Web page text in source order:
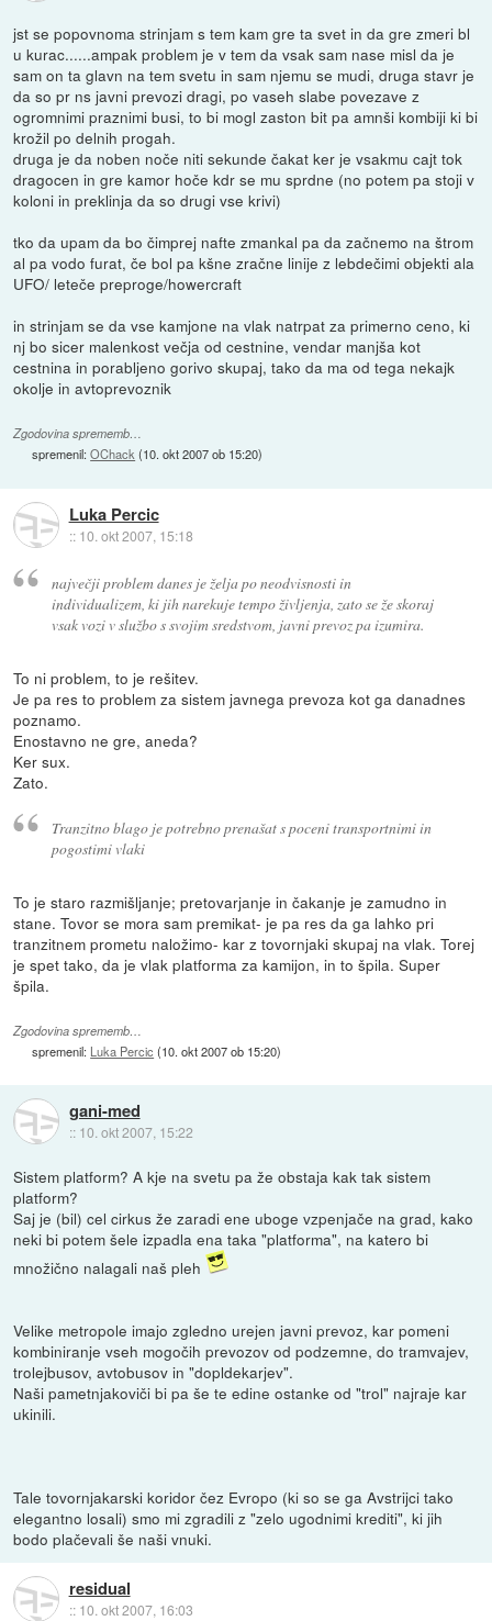
jst se popovnoma strinjam s tem kam gre ta svet in da gre zmeri bl
u kurac......ampak problem je v tem da vsak sam nase misl da je
sam on ta glavn na tem svetu in sam njemu se mudi, druga stavr je
da so pr ns javni prevozi dragi, po vaseh slabe povezave z
ogromnimi praznimi busi, to bi mogl zaston bit pa amnši kombiji ki bi
krožil po delnih progah.
druga je da noben noče niti sekunde čakat ker je vsakmu cajt tok
dragocen in gre kamor hoče kdr se mu sprdne (no potem pa stoji v
koloni in preklinja da so drugi vse krivi)
tko da upam da bo čimprej nafte zmankal pa da začnemo na štrom
al pa vodo furat, če bol pa kšne zračne linije z lebdečimi objekti ala
UFO/ leteče preproge/howercraft
in strinjam se da vse kamjone na vlak natrpat za primerno ceno, ki
nj bo sicer malenkost večja od cestnine, vendar manjša kot
cestnina in porabljeno gorivo skupaj, tako da ma od tega nekajk
okolje in avtoprevoznik
Zgodovina sprememb…
spremenil:OChack(10. okt 2007 ob 15:20)
Luka Percic
:: 10. okt 2007, 15:18
največji problem danes je želja po neodvisnosti in
individualizem, ki jih narekuje tempo življenja, zato se že skoraj
vsak vozi v službo s svojim sredstvom, javni prevoz pa izumira.
To ni problem, to je rešitev.
Je pa res to problem za sistem javnega prevoza kot ga danadnes
poznamo.
Enostavno ne gre, aneda?
Ker sux.
Zato.
Tranzitno blago je potrebno prenašat s poceni transportnimi in
pogostimi vlaki
To je staro razmišljanje; pretovarjanje in čakanje je zamudno in
stane. Tovor se mora sam premikat- je pa res da ga lahko pri
tranzitnem prometu naložimo- kar z tovornjaki skupaj na vlak. Torej
je spet tako, da je vlak platforma za kamijon, in to špila. Super
špila.
Zgodovina sprememb…
spremenil: Luka Percic (10. okt 2007 ob 15:20)
gani-med
:: 10. okt 2007, 15:22
Sistem platform? A kje na svetu pa že obstaja kak tak sistem
platform?
Saj je (bil) cel cirkus že zaradi ene uboge vzpenjače na grad, kako
neki bi potem šele izpadla ena taka "platforma", na katero bi
množično nalagali naš pleh
Velike metropole imajo zgledno urejen javni prevoz, kar pomeni
kombiniranje vseh mogočih prevozov od podzemne, do tramvajev,
trolejbusov, avtobusov in "dopldekarjev".
Naši pametnjakoviči bi pa še te edine ostanke od "trol" najraje kar
ukinili.
Tale tovornjakarski koridor čez Evropo (ki so se ga Avstrijci tako
elegantno losali) smo mi zgradili z "zelo ugodnimi krediti", ki jih
bodo plačevali še naši vnuki.
residual
:: 10. okt 2007, 16:03